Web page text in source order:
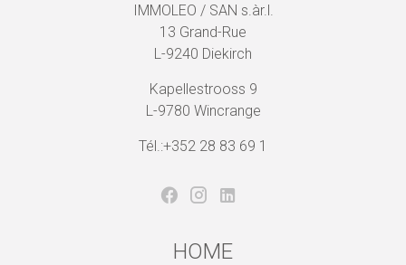
IMMOLEO / SAN s.àr.l.
13 Grand-Rue
L-9240 Diekirch
Kapellestrooss 9
L-9780 Wincrange
Tél.:+352 28 83 69 1
HOME